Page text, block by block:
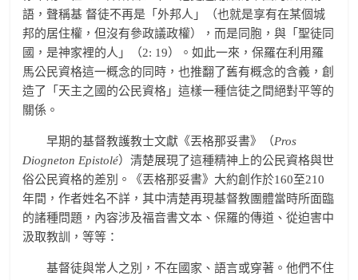
語，聲稱基 督徒不再是「外邦人」（也就是享有在某個城
邦的居住權，但沒有參政議政權），而是同胞，與「聖徒同
國，是神家裡的人」（2: 19）。如此一來，保羅在利用羅
馬公民資格這一概念的同時，也推翻了舊有概念的含義，創
造了「天主之國的公民資格」這樣一種信徒之間絕對平等的
關係。
早期的基督教護教士文獻《丟格那妥書》（Pros
Diogneton Epistolé）清楚展現了這種精神上的公民資格與世
俗公民資格的差別。《丟格那妥書》大約創作於160至210
年間，作者姓名不詳，其中清楚再現基督教團體當時所面臨
的諸種問題，內容涉及福音書文本、保羅的傳道、從迫害中
汲取教訓，等等：
基督徒與常人之別，不在國家、語言或穿著。他們不住